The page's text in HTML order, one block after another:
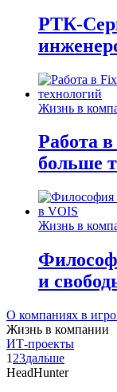
РТК-
Жизнь в
Работа
больше
Жизнь в
и
О компаниях в
Жизнь в компании
ИТ-проекты
1 23дальше
HeadHunter